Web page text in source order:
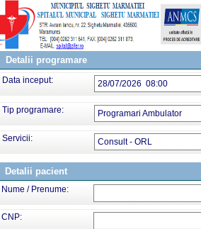
Detalii programare
Data inceput: 28/07/2026 08:00
Tip programare: Programari Ambulator
Servicii: Consult - ORL
Detalii pacient
Nume / Prenume:
CNP: